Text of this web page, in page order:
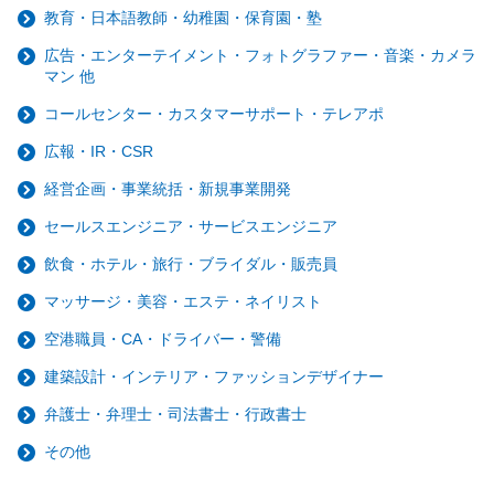
教育・日本語教師・幼稚園・保育園・塾
広告・エンターテイメント・フォトグラファー・音楽・カメラ
マン 他
コールセンター・カスタマーサポート・テレアポ
広報・IR・CSR
経営企画・事業統括・新規事業開発
セールスエンジニア・サービスエンジニア
飲食・ホテル・旅行・ブライダル・販売員
マッサージ・美容・エステ・ネイリスト
空港職員・CA・ドライバー・警備
建築設計・インテリア・ファッションデザイナー
弁護士・弁理士・司法書士・行政書士
その他